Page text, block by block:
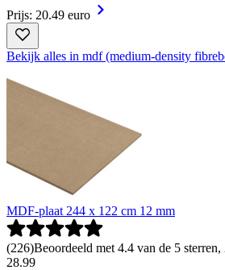
Prijs: 20.49 euro
Bekijk alles in mdf (medium-density
MDF-plaat 244 x 122 cm 12 mm
(226)Beoordeeld met 4.4 van de 5
28.99